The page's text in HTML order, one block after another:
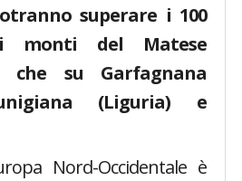
superare i 100
monti del Matese
che su Garfagnana
(Liguria) e
Nord-Occidentale è